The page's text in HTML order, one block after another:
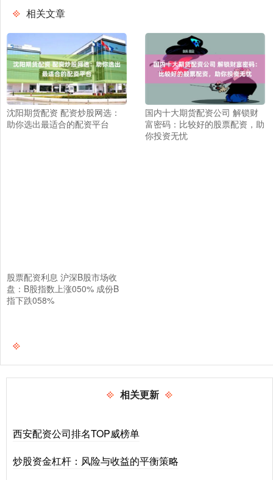
相关文章
沈阳期货配资 配资炒股网选：
助你选出最适合的配资平台
国内十大期货配资公司 解锁财
富密码：比较好的股票配资，助
你投资无忧
股票配资利息 沪深B股市场收
盘：B股指数上涨050% 成份B
指下跌058%
相关更新
西安配资公司排名TOP威榜单
炒股资金杠杆：风险与收益的平衡策略